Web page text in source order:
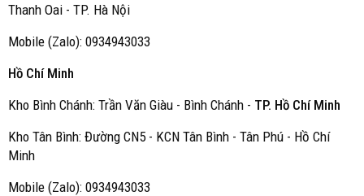
Thanh Oai - TP. Hà Nội
Mobile (Zalo): 0934943033
Hồ Chí Minh
Kho Bình Chánh: Trần Văn Giàu - Bình Chánh - TP. Hồ Chí Minh
Kho Tân Bình: Đường CN5 - KCN Tân Bình - Tân Phú - Hồ Chí
Minh
Mobile (Zalo): 0934943033